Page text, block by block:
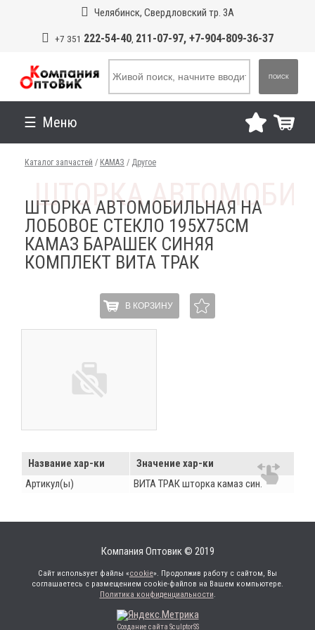
Челябинск, Свердловский тр. 3А
+7 351 222-54-40, 211-07-97, +7-904-809-36-37
ПОИСК
Меню
Каталог запчастей / КАМАЗ / Другое
ШТОРКА АВТОМОБИЛЬНАЯ НА
ЛОБОВОЕ СТЕКЛО 195Х75СМ
КАМАЗ БАРАШЕК СИНЯЯ
КОМПЛЕКТ ВИТА ТРАК
В КОРЗИНУ
Название хар-ки
Значение хар-ки
Артикул(ы)
ВИТА ТРАК шторка камаз син.
Компания Оптовик © 2019
Сайт использует файлы «cookie». Продолжив работу с сайтом, Вы
соглашаетесь с размещением cookie-файлов на Вашем компьютере.
Политика конфиденциальности.
Создание сайта SculptorSS